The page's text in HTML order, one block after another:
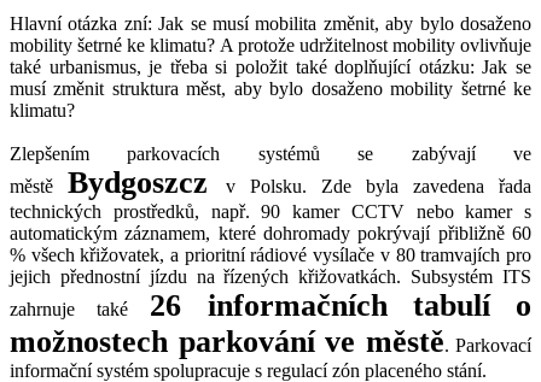
Hlavní otázka zní: Jak se musí mobilita změnit, aby bylo dosaženo
mobility šetrné ke klimatu? A protože udržitelnost mobility ovlivňuje
také urbanismus, je třeba si položit také doplňující otázku: Jak se
musí změnit struktura měst, aby bylo dosaženo mobility šetrné ke
klimatu?
Zlepšením parkovacích systémů se zabývají ve
městě Bydgoszcz
v Polsku. Zde byla zavedena řada
technických prostředků, např. 90 kamer CCTV nebo kamer s
automatickým záznamem, které dohromady pokrývají přibližně 60
% všech křižovatek, a prioritní rádiové vysílače v 80 tramvajích pro
jejich přednostní jízdu na řízených křižovatkách. Subsystém ITS
zahrnuje také 26 informačních tabulí o
možnostech parkování ve městě. Parkovací
informační systém spolupracuje s regulací zón placeného stání.